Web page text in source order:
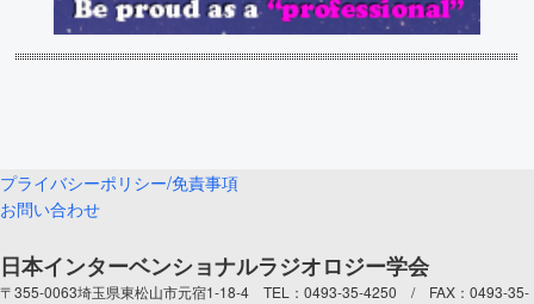
プライバシーポリシー/免責事項
お問い合わせ
日本インターベンショナルラジオロジー学会
〒355-0063埼玉県東松山市元宿1-18-4 TEL：0493-35-4250 / FAX：0493-35-